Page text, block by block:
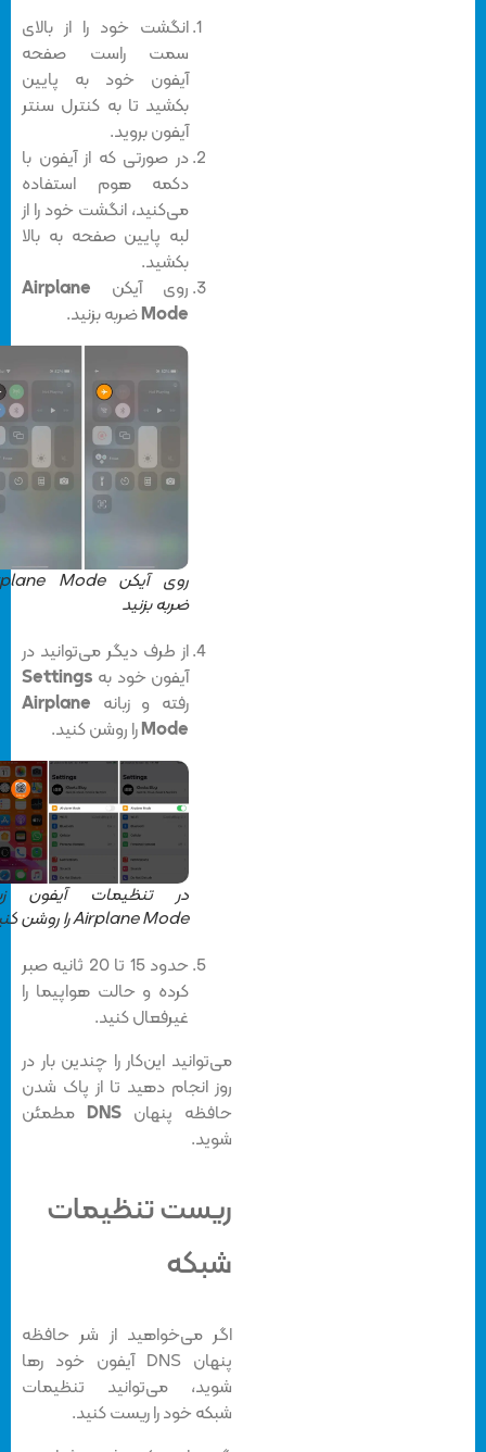
انگشت خود را از بالای
سمت راست صفحه
آیفون خود به پایین
بکشید تا به کنترل سنتر
آیفون بروید.
در صورتی که از آیفون با
دکمه هوم استفاده
می‌کنید، انگشت خود را از
لبه پایین صفحه به بالا
بکشید.
روی آیکنAirplane
Modeضربه بزنید.
روی آیکن Airplane Mode
ضربه بزنید
از طرف دیگر می‌توانید در
آیفون خود بهSettings
رفته و زبانهAirplane
Modeرا روشن کنید.
در تنظیمات آیفون زبانه
Airplane Mode را روشن کنید
حدود 15 تا 20 ثانیه صبر
کرده و حالت هواپیما را
غیرفعال کنید.
می‌توانید این‌کار را چندین بار در
روز انجام دهید تا از پاک شدن
حافظه پنهانDNSمطمئن
شوید.
ریست تنظیمات
شبکه
اگر می‌خواهید از شر حافظه
پنهان DNS آیفون خود رها
شوید، می‌توانید تنظیمات
شبکه خود را ریست کنید.